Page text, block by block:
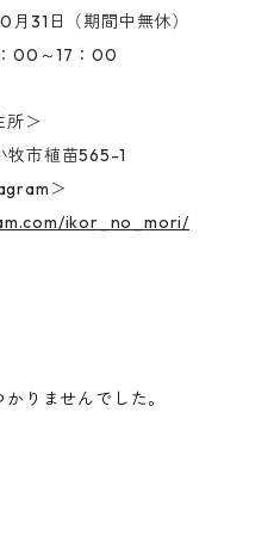
月31日（期間中無休）
00～17：00
所＞
市植苗565-1
＞
ikor_no_mori/
りませんでした。